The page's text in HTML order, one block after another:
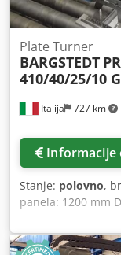
Italija 727 km
Plate Turner
BARGSTEDT
410/40/25/10
Informacije
Stanje: polovno,
panela: 1200 mm
panela: 2600 mm
rotacije: iz